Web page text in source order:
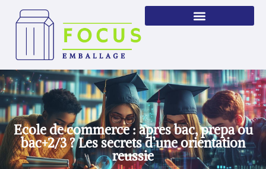
Ecole de commerce : apres bac, prepa ou
bac+2/3 ? Les secrets d’une orientation
reussie